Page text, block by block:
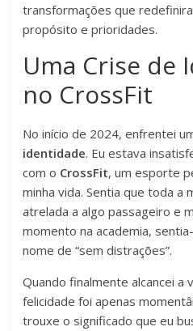
transformações que
propósito e prioridades.
Uma Crise de
no CrossFit
No início de 2024, enfrentei
identidade. Eu estava
com o CrossFit, um esporte
minha vida. Sentia que toda a
atrelada a algo passageiro e
momento na academia,
nome de “sem distrações”.
Quando finalmente alcancei a
felicidade foi apenas
trouxe o significado que eu